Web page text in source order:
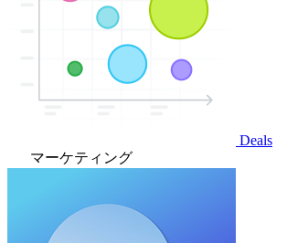
Deals
マーケティング